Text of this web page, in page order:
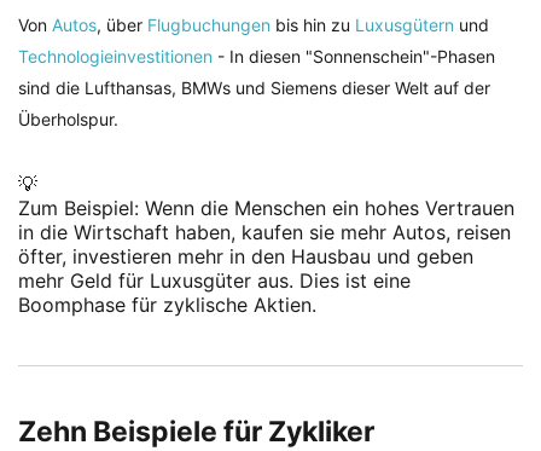
Von Autos, über Flugbuchungen bis hin zu Luxusgütern und
Technologieinvestitionen - In diesen "Sonnenschein"-Phasen
sind die Lufthansas, BMWs und Siemens dieser Welt auf der
Überholspur.
💡
Zum Beispiel: Wenn die Menschen ein hohes Vertrauen
in die Wirtschaft haben, kaufen sie mehr Autos, reisen
öfter, investieren mehr in den Hausbau und geben
mehr Geld für Luxusgüter aus. Dies ist eine
Boomphase für zyklische Aktien.
Zehn Beispiele für Zykliker